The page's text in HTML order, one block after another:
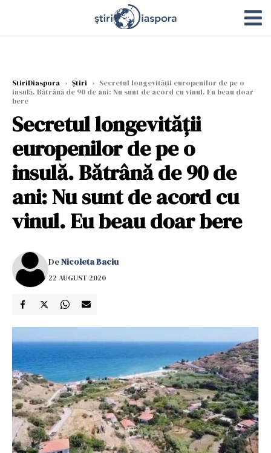
StiriDiaspora › Știri › Secretul longevităţii europenilor de pe o
insulă. Bătrână de 90 de ani: Nu sunt de acord cu vinul. Eu beau doar
bere
Secretul longevităţii
europenilor de pe o
insulă. Bătrână de 90 de
ani: Nu sunt de acord cu
vinul. Eu beau doar bere
DeNicoleta Baciu
22 AUGUST 2020